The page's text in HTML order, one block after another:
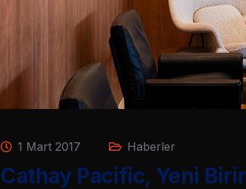
1 Mart 2017 Haberler
Cathay Pacific, Yeni